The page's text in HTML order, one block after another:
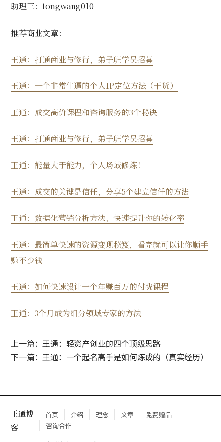
助理三：tongwang010
推荐商业文章：
王通：打通商业与修行，弟子班学员招募
王通：一个非常牛逼的个人IP定位方法（干货）
王通：成交高价课程和咨询服务的3个秘诀
王通：打通商业与修行，弟子班学员招募
王通：能量大于能力，个人场域修炼！
王通：成交的关键是信任，分享5个建立信任的方法
王通：数据化营销分析方法，快速提升你的转化率
王通：最简单快速的资源变现秘笈，看完就可以让你顺手
赚不少钱
王通：如何快速设计一个年赚百万的付费课程
王通：3个月成为细分领域专家的方法
上一篇：王通：轻资产创业的四个顶级思路
下一篇：王通：一个起名高手是如何炼成的（真实经历）
王通博
客
首页 介绍 理念 文章
免费赠品
咨询合作